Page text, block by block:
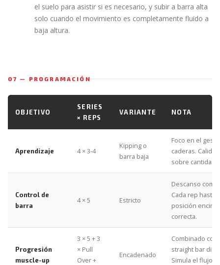
el suelo para asistir si es necesario, y subir a barra alta
solo cuando el movimiento es completamente fluido a
baja altura.
07 — PROGRAMACIÓN
OBJETIVO
SERIES
× REPS
VARIANTE NOTA
Aprendizaje 4 × 3-4
Kipping o
barra baja
Foco en el
caderas. Calidad
sobre cantidad.
Control de
barra
4 × 5 Estricto
Descanso
Cada rep hasta
posición encima
correcta.
Progresión
muscle-up
3 × 5 + 3
× Pull
Over +
Encadenado
Combinado con
straight bar dip.
Simula el flujo